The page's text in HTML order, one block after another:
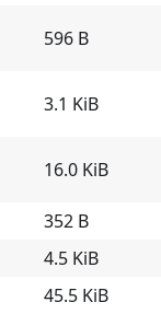
596 B
3.1 KiB
16.0 KiB
352 B
4.5 KiB
45.5 KiB